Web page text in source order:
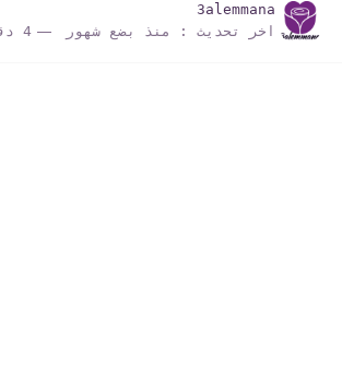
3alemmana
اخر تحديث :
منذ بضع شهور 4 دقائق للقراءة